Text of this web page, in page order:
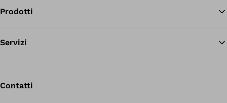
Prodotti
Servizi
Contatti